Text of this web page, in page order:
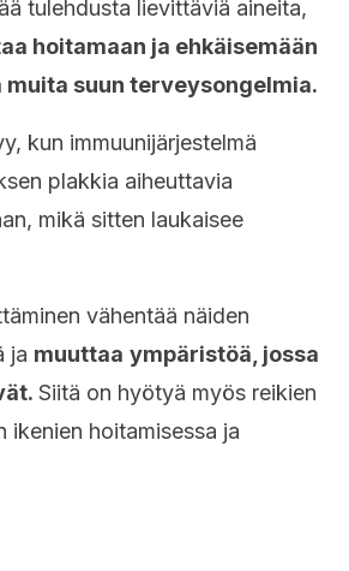
tulehdusta lievittäviä aineita,
hoitamaan ja ehkäisemään
muita suun terveysongelmia.
kun immuunijärjestelmä
plakkia aiheuttavia
mikä sitten laukaisee
vähentää näiden
ja muuttaa ympäristöä, jossa
Siitä on hyötyä myös reikien
ikenien hoitamisessa ja